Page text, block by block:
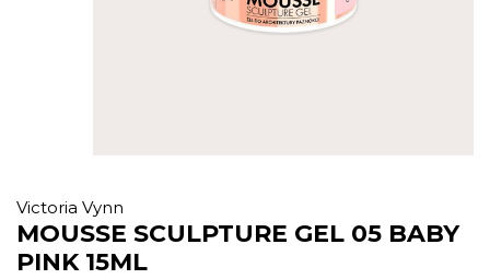
Victoria Vynn
MOUSSE SCULPTURE GEL 05 BABY
PINK 15ML